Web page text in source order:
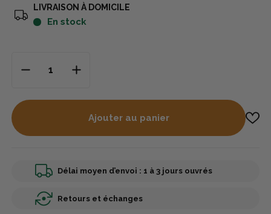
LIVRAISON À DOMICILE
en stock
Ajouter au panier
Délai moyen d’envoi : 1 à 3 jours ouvrés
Retours et échanges